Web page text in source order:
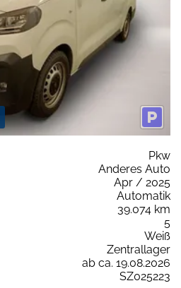
Pkw
Anderes Auto
Apr / 2025
Automatik
39.074 km
5
Weiß
Zentrallager
ab ca. 19.08.2026
SZ025223